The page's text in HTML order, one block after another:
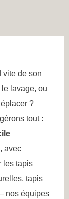
vite de son
lavage, ou
?
tout :
avec
les tapis
tapis
nos équipes